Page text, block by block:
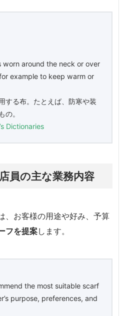
around the neck or over
example to keep warm or
する布。たとえば、防寒や装
の。
Dictionaries
員の主な業務内容
、お客様の用途や好み、予算
フを提案します。
the most suitable scarf
purpose, preferences, and